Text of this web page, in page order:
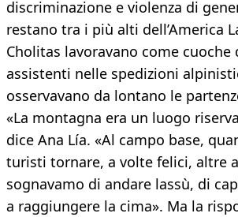
discriminazione e violenza di
restano tra i più alti dell’America
Cholitas lavoravano come cuoche
assistenti nelle spedizioni
osservavano da lontano le
«La montagna era un luogo
dice Ana Lía. «Al campo base,
turisti tornare, a volte felici, altre
sognavamo di andare lassù, di
a raggiungere la cima». Ma la